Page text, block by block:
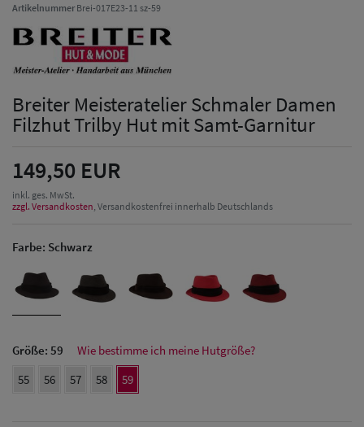
Herren Caps
Herren
ArtikelnummerBrei-017E23-11 sz-59
Breiter Meisteratelier Schmaler Damen
Filzhut Trilby Hut mit Samt-Garnitur
149,50 EUR
inkl. ges. MwSt.
zzgl. Versandkosten , Versandkostenfrei innerhalb Deutschlands
Farbe: Schwarz
Größe: 59
Wie bestimme ich meine Hutgröße?
55
56 57 58 59